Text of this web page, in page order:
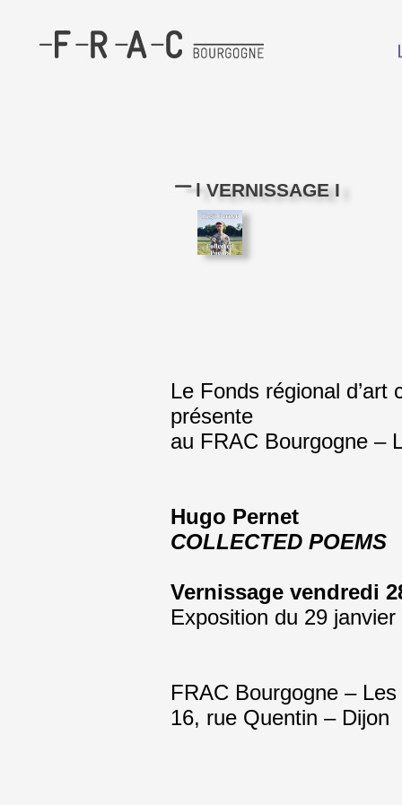
l VERNISSAGE I
Le Fonds régional d’art
présente
au FRAC Bourgogne –
Hugo Pernet
COLLECTED POEMS
Vernissage vendredi
Exposition du 29
FRAC Bourgogne –
16, rue Quentin – Dijon